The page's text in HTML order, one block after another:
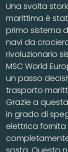
Una svolta
marittima è
primo sistema
navi da
rivoluzionario
MSC World
un passo
trasporto
Grazie a
in grado di
elettrica